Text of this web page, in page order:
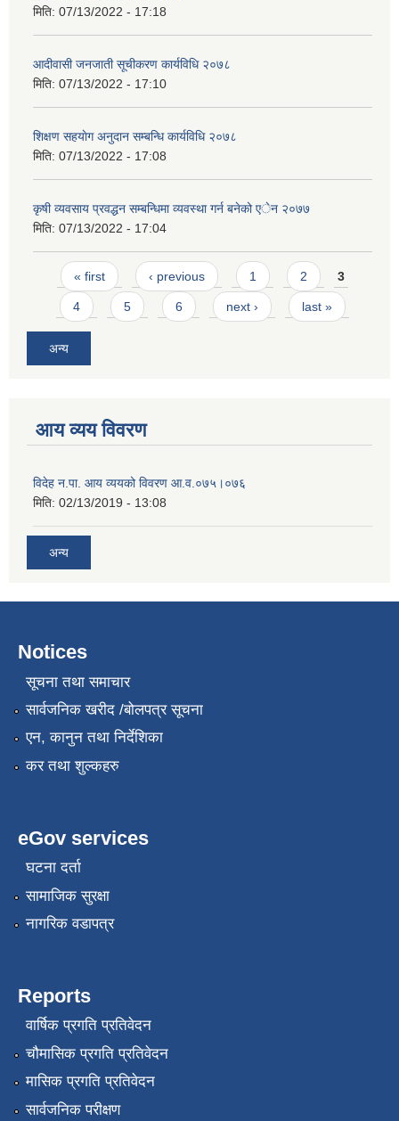
मिति: 07/13/2022 - 17:18
आदीवासी जनजाती सूचीकरण कार्यविधि २०७८
मिति: 07/13/2022 - 17:10
शिक्षण सहयाेग अनुदान सम्बन्धि कार्यविधि २०७८
मिति: 07/13/2022 - 17:08
कृषी व्यवसाय प्रवद्धन सम्बन्धिमा व्यवस्था गर्न बनेको एेन २०७७
मिति: 07/13/2022 - 17:04
Pages
« first ‹ previous 1 2 3
4 5 6 next › last »
अन्य
आय व्यय विवरण
विदेह न.पा. आय व्ययको विवरण आ.व.०७५।०७६
मिति: 02/13/2019 - 13:08
अन्य
Notices
सूचना तथा समाचार
सार्वजनिक खरीद /बोलपत्र सूचना
एन, कानुन तथा निर्देशिका
कर तथा शुल्कहरु
eGov services
घटना दर्ता
सामाजिक सुरक्षा
नागरिक वडापत्र
Reports
वार्षिक प्रगति प्रतिवेदन
चौमासिक प्रगति प्रतिवेदन
मासिक प्रगति प्रतिवेदन
सार्वजनिक परीक्षण